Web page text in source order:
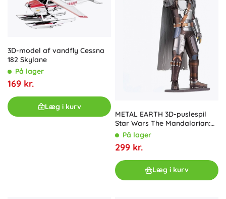
3D-model af vandfly Cessna
182 Skylane
På lager
169 kr.
Læg i kurv
METAL EARTH 3D-puslespil
Star Wars The Mandalorian:
Mando (ICONX)
På lager
299 kr.
Læg i kurv